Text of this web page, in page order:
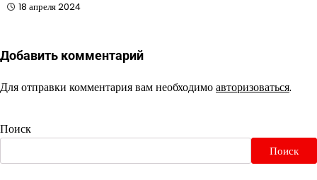
18 апреля 2024
Добавить комментарий
Для отправки комментария вам необходимоавторизоваться.
Поиск
Поиск